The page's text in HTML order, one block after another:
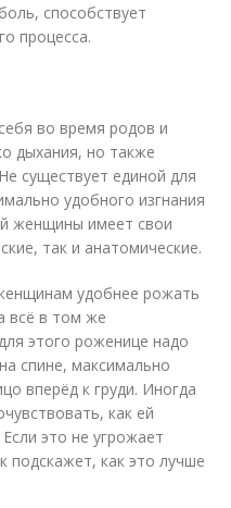
способствует
процесса.
во время родов и
дыхания, но также
существует единой для
удобного изгнания
женщины имеет свои
так и анатомические.
удобнее рожать
всё в том же
этого роженице надо
спине, максимально
вперёд к груди. Иногда
как ей
это не угрожает
подскажет, как это лучше